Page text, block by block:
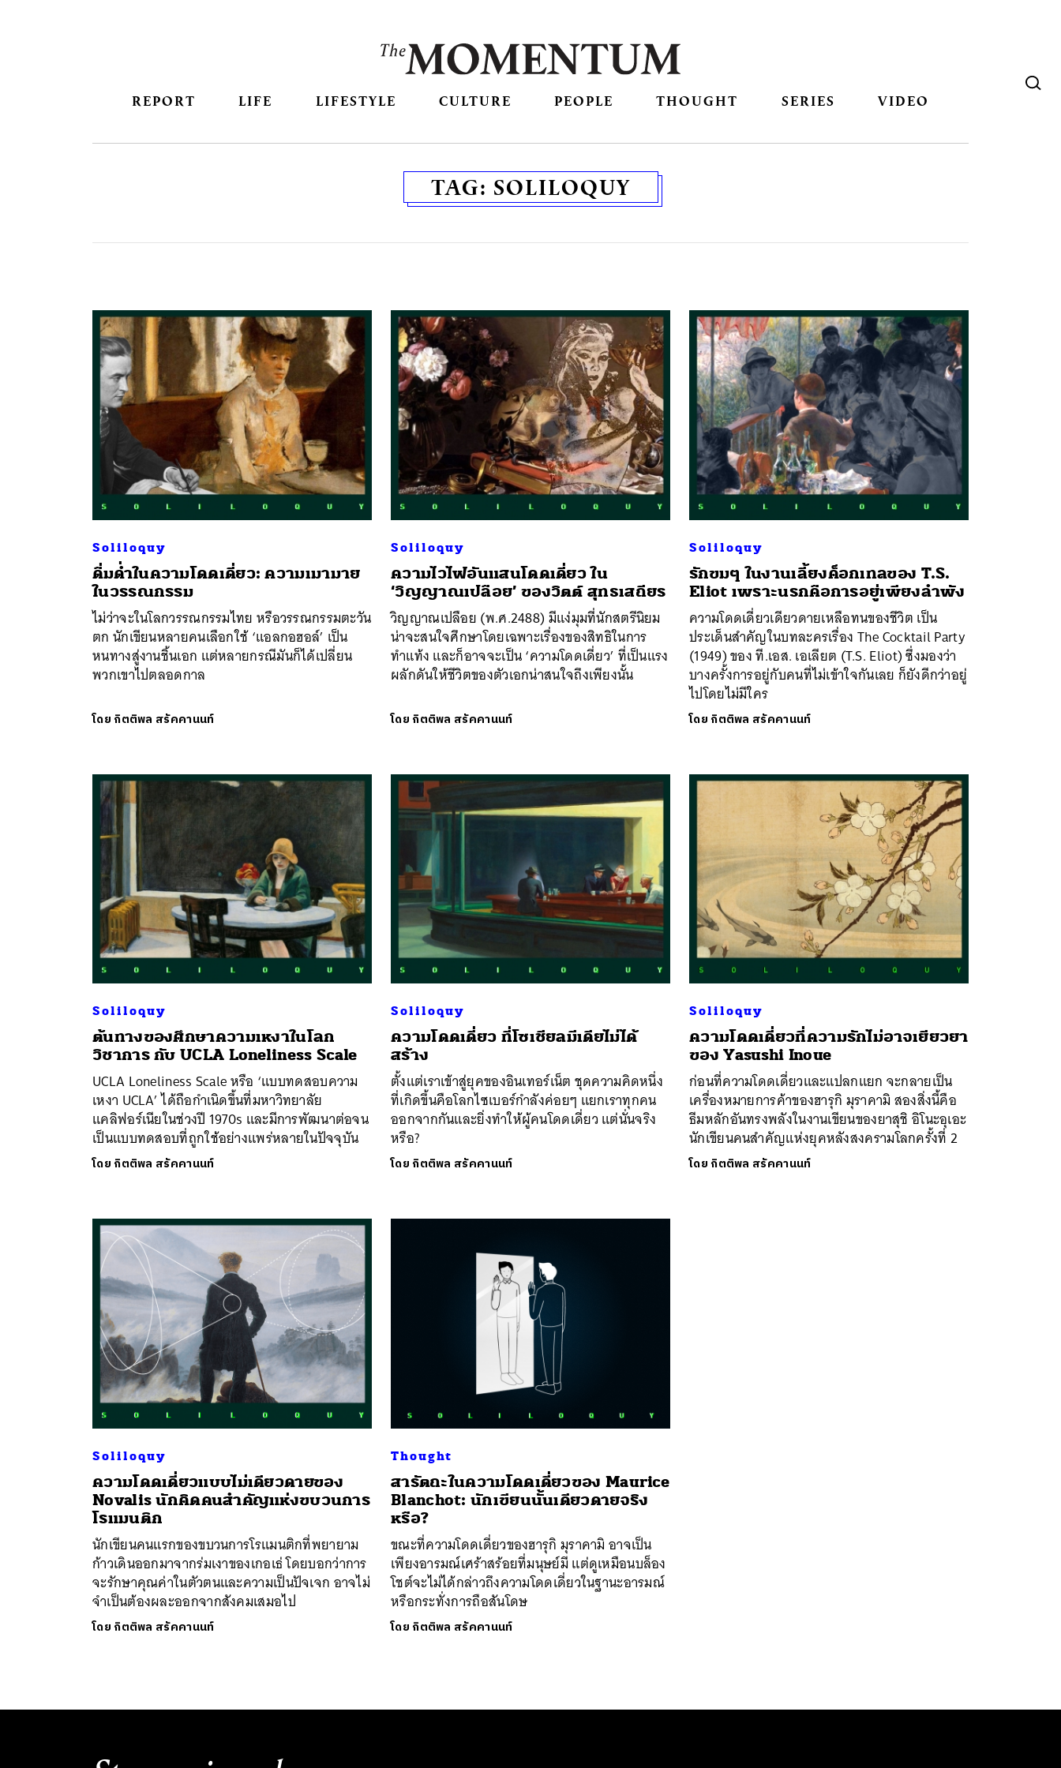
REPORT LIFE LIFESTYLE CULTURE PEOPLE THOUGHT SERIES VIDEO
TAG: SOLILOQUY
Soliloquy
ดื่มด่ำในความโดดเดี่ยว: ความเมามาย
ในวรรณกรรม
ไม่ว่าจะในโลกวรรณกรรมไทย หรือวรรณกรรมตะวัน
ตก นักเขียนหลายคนเลือกใช้ ‘แอลกอฮอล์’ เป็น
หนทางสู่งานชิ้นเอก แต่หลายกรณีมันก็ได้เปลี่ยน
พวกเขาไปตลอดกาล
โดย กิตติพล สรัคคานนท์
Soliloquy
ความไวไฟอันแสนโดดเดี่ยว ใน
‘วิญญาณเปลือย’ ของวิตต์ สุทธเสถียร
วิญญาณเปลือย (พ.ศ.2488) มีแง่มุมที่นักสตรีนิยม
น่าจะสนใจศึกษาโดยเฉพาะเรื่องของสิทธิในการ
ทำแท้ง และก็อาจจะเป็น ‘ความโดดเดี่ยว’ ที่เป็นแรง
ผลักดันให้ชีวิตของตัวเอกน่าสนใจถึงเพียงนั้น
โดย กิตติพล สรัคคานนท์
Soliloquy
รักขมๆ ในงานเลี้ยงค็อกเทลของ T.S.
Eliot เพราะนรกคือการอยู่เพียงลำพัง
ความโดดเดี่ยวเดียวดายเหลือทนของชีวิต เป็น
ประเด็นสำคัญในบทละครเรื่อง The Cocktail Party
(1949) ของ ที.เอส. เอเลียต (T.S. Eliot) ซึ่งมองว่า
บางครั้งการอยู่กับคนที่ไม่เข้าใจกันเลย ก็ยังดีกว่าอยู่
ไปโดยไม่มีใคร
โดย กิตติพล สรัคคานนท์
Soliloquy
ต้นทางของศึกษาความเหงาในโลก
วิชาการ กับ UCLA Loneliness Scale
UCLA Loneliness Scale หรือ ‘แบบทดสอบความ
เหงา UCLA’ ได้ถือกำเนิดขึ้นที่มหาวิทยาลัย
แคลิฟอร์เนียในช่วงปี 1970s และมีการพัฒนาต่อจน
เป็นแบบทดสอบที่ถูกใช้อย่างแพร่หลายในปัจจุบัน
โดย กิตติพล สรัคคานนท์
Soliloquy
ความโดดเดี่ยว ที่โซเชียลมีเดียไม่ได้
สร้าง
ตั้งแต่เราเข้าสู่ยุคของอินเทอร์เน็ต ชุดความคิดหนึ่ง
ที่เกิดขึ้นคือโลกไซเบอร์กำลังค่อยๆ แยกเราทุกคน
ออกจากกันและยิ่งทำให้ผู้คนโดดเดี่ยว แต่นั่นจริง
หรือ?
โดย กิตติพล สรัคคานนท์
Soliloquy
ความโดดเดี่ยวที่ความรักไม่อาจเยียวยา
ของ Yasushi Inoue
ก่อนที่ความโดดเดี่ยวและแปลกแยก จะกลายเป็น
เครื่องหมายการค้าของฮารุกิ มุราคามิ สองสิ่งนี้คือ
ธีมหลักอันทรงพลังในงานเขียนของยาสุชิ อิโนะอุเอะ
นักเขียนคนสำคัญแห่งยุคหลังสงครามโลกครั้งที่ 2
โดย กิตติพล สรัคคานนท์
Soliloquy
ความโดดเดี่ยวแบบไม่เดียวดายของ
Novalis นักคิดคนสำคัญแห่งขบวนการ
โรแมนติก
นักเขียนคนแรกของขบวนการโรแมนติกที่พยายาม
ก้าวเดินออกมาจากร่มเงาของเกอเธ่ โดยบอกว่าการ
จะรักษาคุณค่าในตัวตนและความเป็นปัจเจก อาจไม่
จำเป็นต้องผละออกจากสังคมเสมอไป
โดย กิตติพล สรัคคานนท์
Thought
สารัตถะในความโดดเดี่ยวของ Maurice
Blanchot: นักเขียนนั้นเดียวดายจริง
หรือ?
ขณะที่ความโดดเดี่ยวของฮารุกิ มุราคามิ อาจเป็น
เพียงอารมณ์เศร้าสร้อยที่มนุษย์มี แต่ดูเหมือนบล็อง
โชต์จะไม่ได้กล่าวถึงความโดดเดี่ยวในฐานะอารมณ์
หรือกระทั่งการถือสันโดษ
โดย กิตติพล สรัคคานนท์
SHARE TWEET LINE EMAIL